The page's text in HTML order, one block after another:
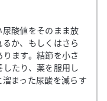
酸値をそのまま放
か、もしくはさら
ます。結節を小さ
たり、薬を服用し
まった尿酸を減らす